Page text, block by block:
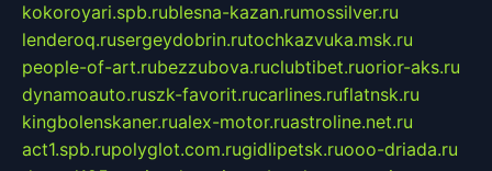
kokoroyari.spb.rublesna-kazan.rumossilver.ru
lenderoq.rusergeydobrin.rutochkazvuka.msk.ru
people-of-art.rubezzubova.ruclubtibet.ruorior-aks.ru
dynamoauto.ruszk-favorit.rucarlines.ruflatnsk.ru
kingbolenskaner.rualex-motor.ruastroline.net.ru
act1.spb.rupolyglot.com.rugidlipetsk.ruooo-driada.ru